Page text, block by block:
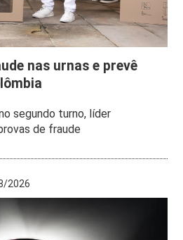
nas urnas e prevê
segundo turno, líder
de fraude
2026